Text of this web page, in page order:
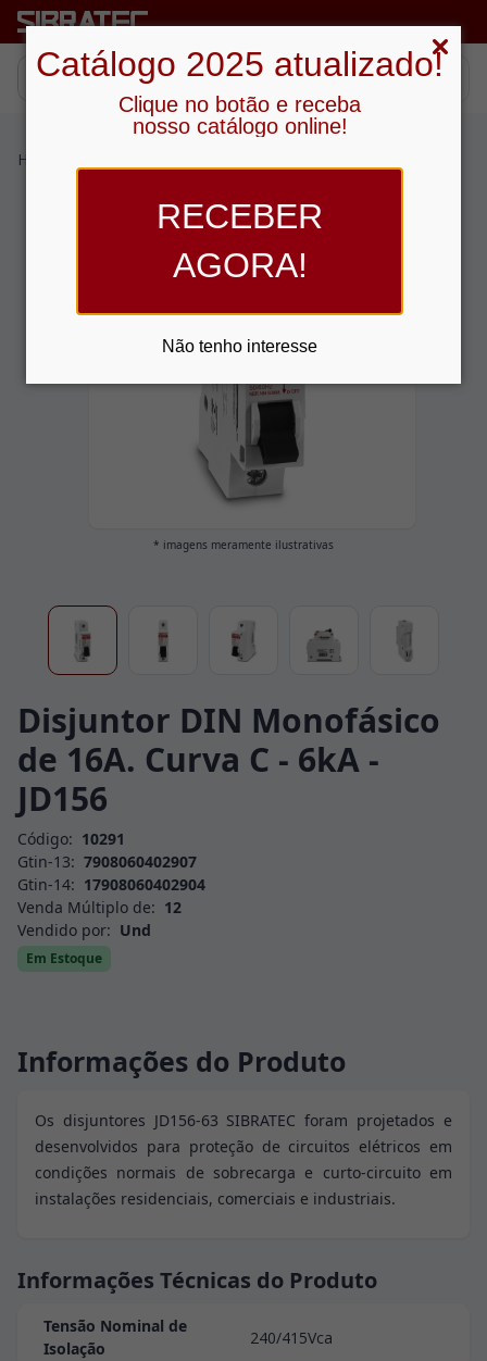
Catálogo 2025 atualizado!
Clique no botão e receba
nosso catálogo online!
RECEBER
AGORA!
Não tenho interesse
Home
* imagens meramente ilustrativas
Disjuntor DIN Monofásico
de 16A. Curva C - 6kA -
JD156
Código: 10291
Gtin-13: 7908060402907
Gtin-14: 17908060402904
Venda Múltiplo de: 12
Vendido por: Und
Em Estoque
Informações do Produto
Os disjuntores JD156-63 SIBRATEC foram projetados e
desenvolvidos para proteção de circuitos elétricos em
condições normais de sobrecarga e curto-circuito em
instalações residenciais, comerciais e industriais.
Informações Técnicas do Produto
Tensão Nominal de
Isolação
240/415Vca